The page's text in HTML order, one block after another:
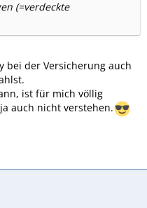
(=verdeckte
bei der Versicherung auch
ist für mich völlig
auch nicht verstehen.